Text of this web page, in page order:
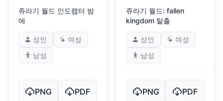
쥬라기 월드 인도랩터 밤
에
성인
여성
남성
PNG PDF
쥬라기 월드: fallen
kingdom 탈출
성인
여성
남성
PNG PDF